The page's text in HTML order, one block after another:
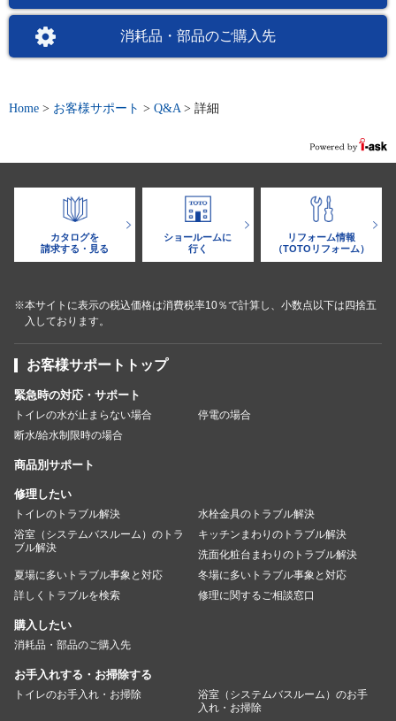
消耗品・部品のご購入先
Home > お客様サポート > Q&A > 詳細
カタログを
請求する・見る
ショールームに
行く
リフォーム情報
（TOTOリフォーム）
※本サイトに表示の税込価格は消費税率10％で計算し、小数点以下は四捨五
入しております。
お客様サポートトップ
緊急時の対応・サポート
トイレの水が止まらない場合
停電の場合
断水/給水制限時の場合
商品別サポート
修理したい
トイレのトラブル解決
水栓金具のトラブル解決
浴室（システムバスルーム）のトラ
ブル解決
キッチンまわりのトラブル解決
洗面化粧台まわりのトラブル解決
夏場に多いトラブル事象と対応
冬場に多いトラブル事象と対応
詳しくトラブルを検索
修理に関するご相談窓口
購入したい
消耗品・部品のご購入先
お手入れする・お掃除する
トイレのお手入れ・お掃除
浴室（システムバスルーム）のお手
入れ・お掃除